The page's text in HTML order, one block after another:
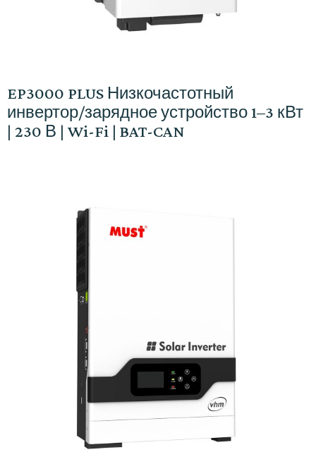
EP3000 PLUS Низкочастотный
инвертор/зарядное устройство 1–3 кВт
| 230 В | Wi-Fi | BAT-CAN